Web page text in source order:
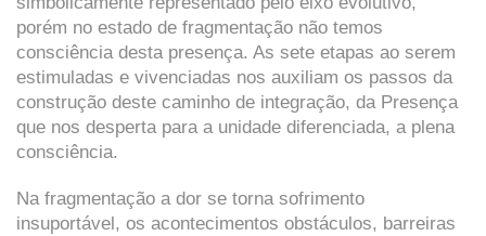
porém no estado de fragmentação não temos
consciência desta presença. As sete etapas ao serem
estimuladas e vivenciadas nos auxiliam os passos da
construção deste caminho de integração, da Presença
que nos desperta para a unidade diferenciada, a plena
consciência.
Na fragmentação a dor se torna sofrimento
insuportável, os acontecimentos obstáculos, barreiras